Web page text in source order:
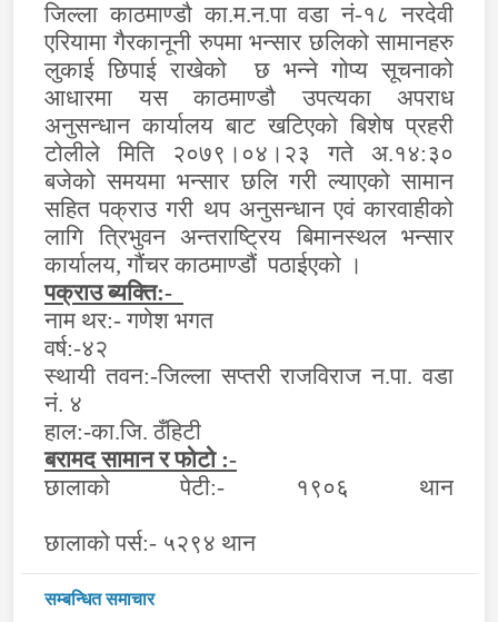
जिल्ला काठमाण्डौ का.म.न.पा वडा नं-१८ नरदेवी
एरियामा गैरकानूनी रुपमा भन्सार छलिको सामानहरु
लुकाई छिपाई राखेको छ भन्ने गोप्य सूचनाको
आधारमा यस काठमाण्डौ उपत्यका अपराध
अनुसन्धान कार्यालय बाट खटिएको बिशेष प्रहरी
टोलीले मिति २०७९।०४।२३ गते अ.१४:३०
बजेको समयमा भन्सार छलि गरी ल्याएको सामान
सहित पक्राउ गरी थप अनुसन्धान एवं कारवाहीको
लागि त्रिभुवन अन्तराष्ट्रिय बिमानस्थल भन्सार
कार्यालय, गौंचर काठमाण्डौं पठाईएको ।
पक्राउ ब्यक्ति:-
नाम थर:- गणेश भगत
वर्ष:-४२
स्थायी तवन:-जिल्ला सप्तरी राजविराज न.पा. वडा
नं. ४
हाल:-का.जि. ठँहिटी
बरामद सामान र फोटो :-
छालाको पेटी:- १९०६ थान
छालाको पर्स:- ५२९४ थान
सम्बन्धित समाचार